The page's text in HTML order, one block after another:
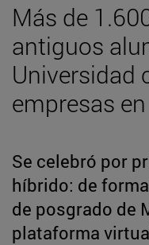
Más de
antiguos
Universidad
empresas
Se celebró por
híbrido: de
de posgrado de
plataforma